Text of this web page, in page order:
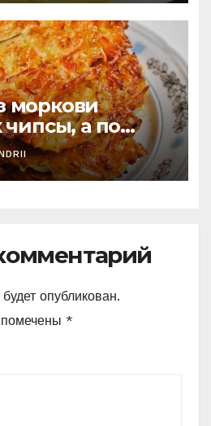
моркови
чипсы, а по
лучше
опубликован.
*